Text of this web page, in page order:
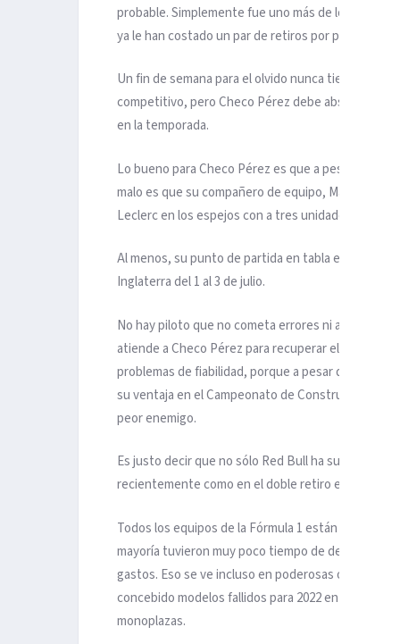
probable. Simplemente fue uno más de los
ya le han costado un par de retiros por piloto en
Un fin de semana para el olvido nunca tiene un
competitivo, pero Checo Pérez debe absorber los
en la temporada.
Lo bueno para Checo Pérez es que a pesar de
malo es que su compañero de equipo, Max
Leclerc en los espejos con a tres unidades, incluso
Al menos, su punto de partida en tabla es el
Inglaterra del 1 al 3 de julio.
No hay piloto que no cometa errores ni autos que
atiende a Checo Pérez para recuperar el ritmo
problemas de fiabilidad, porque a pesar de que
su ventaja en el Campeonato de Constructores
peor enemigo.
Es justo decir que no sólo Red Bull ha sufrido por
recientemente como en el doble retiro en
Todos los equipos de la Fórmula 1 están en el
mayoría tuvieron muy poco tiempo de desarrollo,
gastos. Eso se ve incluso en poderosas
concebido modelos fallidos para 2022 en su
monoplazas.